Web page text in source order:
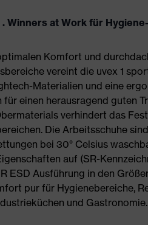
Winners at Work für
Komfort und
vereint die uvex 1
Materialien und eine
für einen herausragend guten
verhindert das
Die Arbeitsschuhe
bei 30° Celsius
auf (SR-
ESD Ausführung in den
pur für Hygienebereiche,
und Gastronomie.